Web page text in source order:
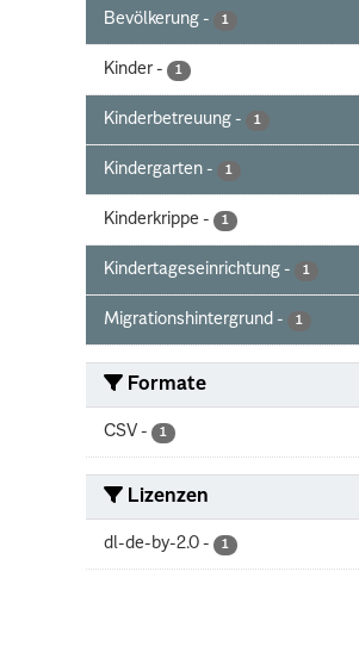
Bevölkerung - 1
Kinder - 1
Kinderbetreuung - 1
Kindergarten - 1
Kinderkrippe - 1
Kindertageseinrichtung - 1
Migrationshintergrund - 1
Formate
CSV - 1
Lizenzen
dl-de-by-2.0 - 1